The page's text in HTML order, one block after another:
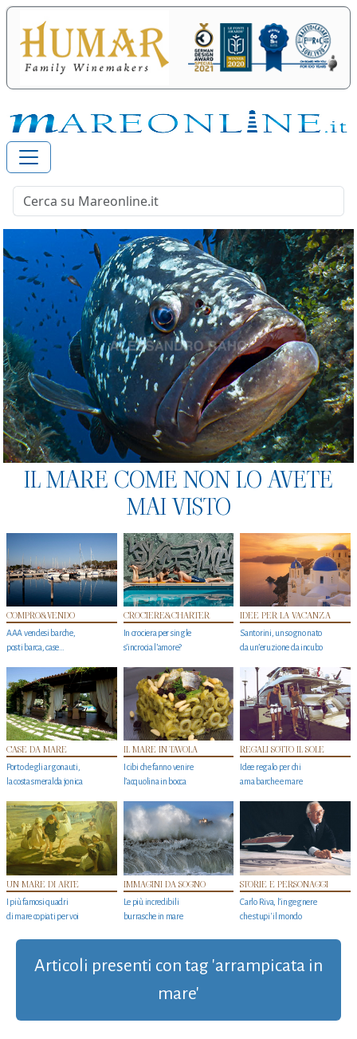
IL MARE COME NON LO AVETE
MAI VISTO
COMPRO&VENDO
AAA vendesi barche,
posti barca, case…
CROCIERE&CHARTER
In crociera per single
s'incrocia l’amore?
IDEE PER LA VACANZA
Santorini, un sogno nato
da un’eruzione da incubo
CASE DA MARE
Porto degli argonauti,
la costa smeralda jonica
IL MARE IN TAVOLA
I cibi che fanno venire
l’acquolina in bocca
REGALI SOTTO IL SOLE
Idee regalo per chi
ama barche e mare
UN MARE DI ARTE
I più famosi quadri
di mare copiati per voi
IMMAGINI DA SOGNO
Le più incredibili
burrasche in mare
STORIE E PERSONAGGI
Carlo Riva, l’ingegnere
che stupi' il mondo
Articoli presenti con tag 'arrampicata in
mare'